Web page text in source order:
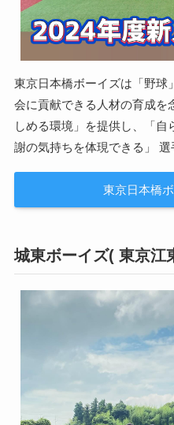
東京日本橋ボーイズは「野球
会に貢献できる人材の育成を
しめる環境」を提供し、「
謝の気持ちを体現できる」 選
東京日本橋
城東ボーイズ( 東京江